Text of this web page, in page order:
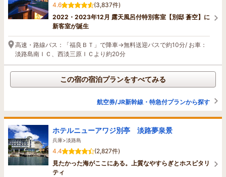
4.6
(3,837件)
2022・2023年12月 露天風呂付特別客室【別邸 蒼空】に
新客室が誕生
高速・路線バス：「福良ＢＴ」で降車→無料送迎バスで約10分/ お車：
淡路島南ＩＣ、西淡三原ＩＣより約20分
この宿の宿泊プランをすべてみる
航空券/JR新幹線・特急付プランから探す
ホテルニューアワジ別亭 淡路夢泉景
兵庫>淡路島
4.4
(2,827件)
見たかった海がここにある。上質なやすらぎとホスピタリ
ティ